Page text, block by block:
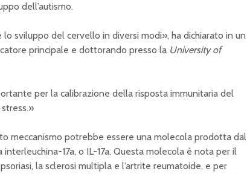
dell’autismo.
sviluppo del cervello in diversi modi», ha dichiarato in un
principale e dottorando presso la University of
per la calibrazione della risposta immunitaria del
meccanismo potrebbe essere una molecola prodotta dal
17a, o IL-17a. Questa molecola è nota per il
la sclerosi multipla e l’artrite reumatoide, e per